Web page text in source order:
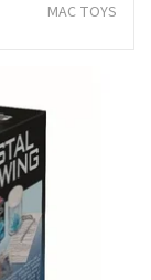
MAC TOYS